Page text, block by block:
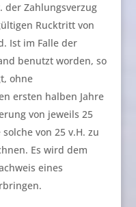
der Zahlungsverzug
Rucktritt von
Ist im Falle der
benutzt worden, so
ohne
ersten halben Jahre
von jeweils 25
von 25 v.H. zu
Es wird dem
eines